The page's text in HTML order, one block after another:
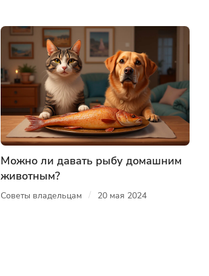
Можно ли давать рыбу домашним
животным?
Советы владельцам / 20 мая 2024